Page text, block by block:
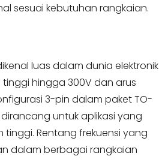
sesuai kebutuhan rangkaian.
luas dalam dunia elektronik
hingga 300V dan arus
3-pin dalam paket TO-
untuk aplikasi yang
Rentang frekuensi yang
dalam berbagai rangkaian